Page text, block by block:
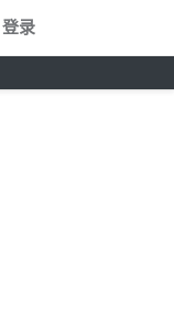
登录